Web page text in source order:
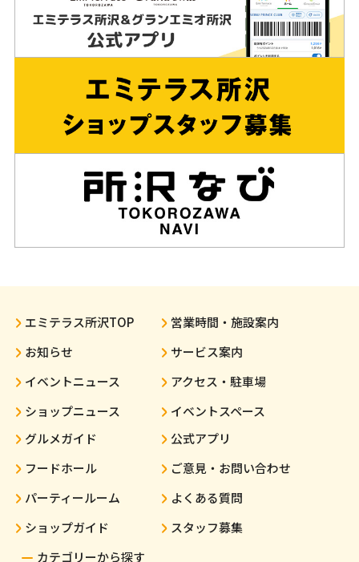
エミテラス所沢TOP
お知らせ
イベントニュース
ショップニュース
グルメガイド
フードホール
パーティールーム
ショップガイド
カテゴリーから探す
営業時間・施設案内
サービス案内
アクセス・駐車場
イベントスペース
公式アプリ
ご意見・お問い合わせ
よくある質問
スタッフ募集